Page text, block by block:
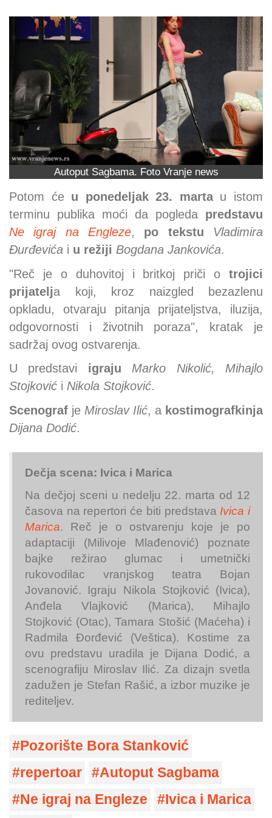
Autoput Sagbama. Foto Vranje news
Potom će u ponedeljak 23. martau istom
terminu publika moći da pogleda predstavu
Ne igraj na Engleze, po tekstu
Vladimira
Đurđevića i u režiji Bogdana Jankovića.
"Reč je o duhovitoj i britkoj priči o trojici
prijatelja koji, kroz naizgled bezazlenu
opkladu, otvaraju pitanja prijateljstva, iluzija,
odgovornosti i životnih poraza", kratak je
sadržaj ovog ostvarenja.
U predstavi igraju
Marko Nikolić, Mihajlo
Stojković i Nikola Stojković.
Scenograf je Miroslav Ilić, a kostimografkinja
Dijana Dodić.
Dečja scena: Ivica i Marica
Na dečjoj sceni u nedelju 22. marta od 12
časova na repertori će biti predstava Ivica i
Marica. Reč je o ostvarenju koje je po
adaptaciji (Milivoje Mlađenović) poznate
bajke režirao glumac i umetnički
rukovodilac vranjskog teatra Bojan
Jovanović. Igraju Nikola Stojković (Ivica),
Anđela Vlajković (Marica), Mihajlo
Stojković (Otac), Tamara Stošić (Maćeha) i
Radmila Đorđević (Veštica). Kostime za
ovu predstavu uradila je Dijana Dodić, a
scenografiju Miroslav Ilić. Za dizajn svetla
zadužen je Stefan Rašić, a izbor muzike je
rediteljev.
Pozorište Bora Stanković
repertoar
Autoput Sagbama
Ne igraj na Engleze
Ivica i Marica